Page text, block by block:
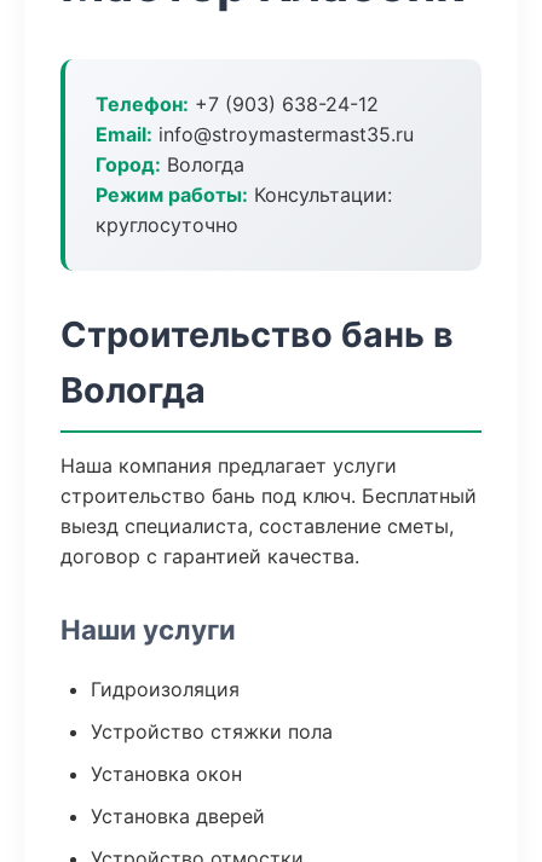
Телефон: +7 (903) 638-24-12
Email: info@stroymastermast35.ru
Город: Вологда
Режим работы: Консультации:
круглосуточно
Строительство бань в
Вологда
Наша компания предлагает услуги
строительство бань под ключ. Бесплатный
выезд специалиста, составление сметы,
договор с гарантией качества.
Наши услуги
Гидроизоляция
Устройство стяжки пола
Установка окон
Установка дверей